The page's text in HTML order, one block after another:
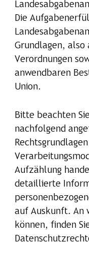
Die
Grundlagen, also
Verordnungen
anwendbaren
Union.
Bitte beachten
nachfolgend
Aufzählung
detaillierte
auf Auskunft. An
können, finden